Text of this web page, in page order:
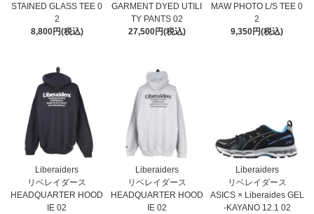
STAINED GLASS TEE 0
2
8,800円(税込)
GARMENT DYED UTILI
TY PANTS 02
27,500円(税込)
MAW PHOTO L/S TEE 0
2
9,350円(税込)
Liberaiders
リベレイダース
HEADQUARTER HOOD
IE 02
Liberaiders
リベレイダース
HEADQUARTER HOOD
IE 02
Liberaiders
リベレイダース
ASICS × Liberaides GEL
-KAYANO 12.1 02